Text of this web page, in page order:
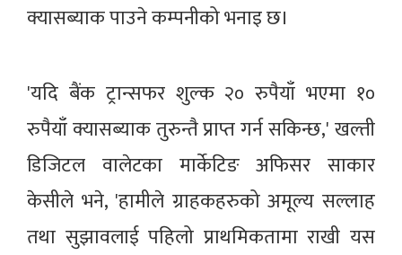
क्यासब्याक पाउने कम्पनीको भनाइ छ।
'यदि बैंक ट्रान्सफर शुल्क २० रुपैयाँ भएमा १०
रुपैयाँ क्यासब्याक तुरुन्तै प्राप्त गर्न सकिन्छ,' खल्ती
डिजिटल वालेटका मार्केटिङ अफिसर साकार
केसीले भने, 'हामीले ग्राहकहरुको अमूल्य सल्लाह
तथा सुझावलाई पहिलो प्राथमिकतामा राखी यस